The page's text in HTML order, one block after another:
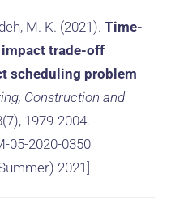
M. K. (2021). Time-
trade-off
scheduling problem
Construction and
1979-2004.
05-2020-0350
2021]